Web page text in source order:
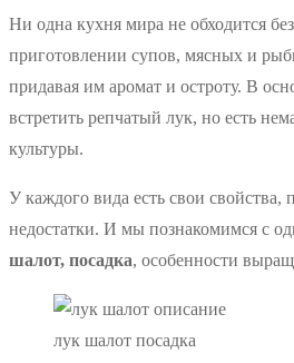
Ни одна кухня мира не обходится
приготовлении супов, мясных и
придавая им аромат и остроту. В
встретить репчатый лук, но есть
культуры.
У каждого вида есть свои свойства,
недостатки. И мы познакомимся с
шалот, посадка, особенности
лук шалот посадка